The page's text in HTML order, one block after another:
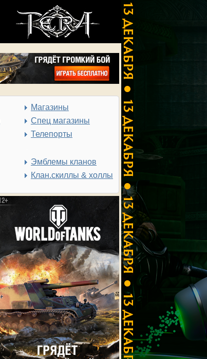
Магазины
Спец магазины
Телепорты
Эмблемы кланов
Клан.скиллы & холлы